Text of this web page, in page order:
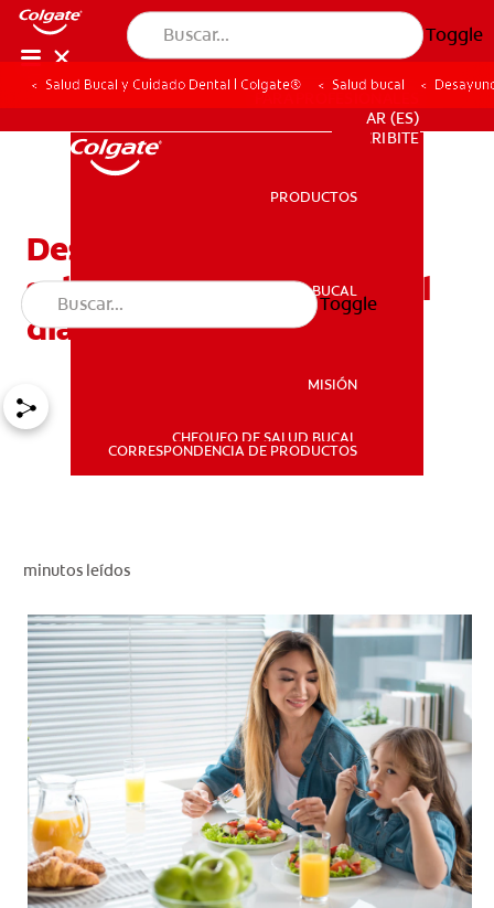
Toggle
SALUD BUCAL
PARA PROFESIONALES
AR (ES)
SUSCRIBITE
PARA PROFESIONALES
AR (ES)
SUSCRIBITE
PRODUCTOS
SALUD BUCAL
MISIÓN
CHEQUEO DE SALUD BUCAL
CORRESPONDENCIA DE PRODUCTOS
Toggle
Salud Bucal y Cuidado Dental | Colgate® Salud bucal
Desayuno infantil
saludable: empezá bien el
día
minutos leídos